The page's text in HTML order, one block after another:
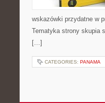
wskazówki przydatne w
Tematyka strony skupia
[…]
CATEGORIES: PANAMA